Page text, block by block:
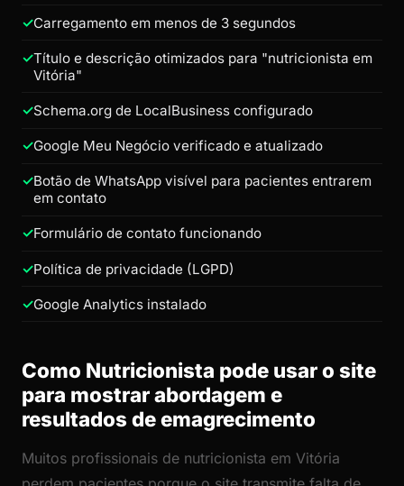
Carregamento em menos de 3 segundos
Título e descrição otimizados para "nutricionista em
Vitória"
Schema.org de LocalBusiness configurado
Google Meu Negócio verificado e atualizado
Botão de WhatsApp visível para pacientes entrarem
em contato
Formulário de contato funcionando
Política de privacidade (LGPD)
Google Analytics instalado
Como Nutricionista pode usar o site
para mostrar abordagem e
resultados de emagrecimento
Muitos profissionais de nutricionista em Vitória